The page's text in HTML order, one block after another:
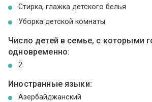
Стирка, глажка детского белья
Уборка детской комнаты
Число детей в семье, с которыми
одновременно:
2
Иностранные языки:
Азербайджанский